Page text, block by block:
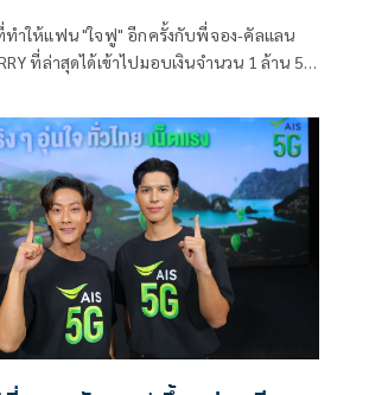
ทำให้แฟน "ใจฟู" อีกครั้งกับพี่จอง-คัลแลน
ที่ล่าสุดได้เข้าไปมอบเงินจำนวน 1 ล้าน 5
พื่อช่วยเหลือผู้ประสบอุทกภัย